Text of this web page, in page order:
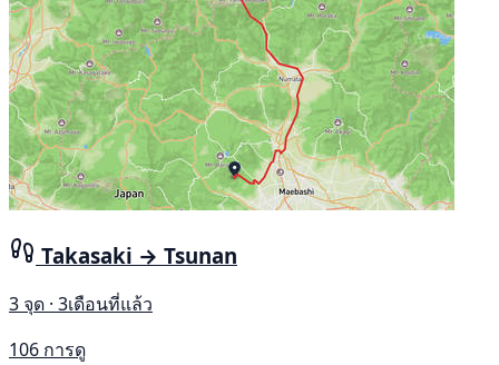
Takasaki → Tsunan
3 จุด · 3เดือนที่แล้ว
106 การดู